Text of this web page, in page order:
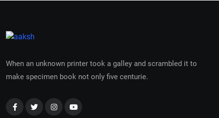
When an unknown printer took a galley and scrambled it to
make specimen book not only five centurie.